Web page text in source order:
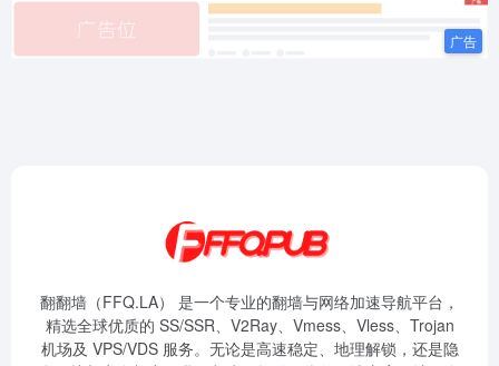
翻翻墙（FFQ.LA） 是一个专业的翻墙与网络加速导航平台，
精选全球优质的 SS/SSR、V2Ray、Vmess、Vless、Trojan
机场及 VPS/VDS 服务。无论是高速稳定、地理解锁，还是隐